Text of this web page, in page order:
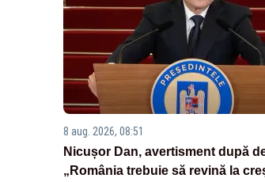
8 aug. 2026, 08:51
Nicușor Dan, avertisment după
„România trebuie să revină la